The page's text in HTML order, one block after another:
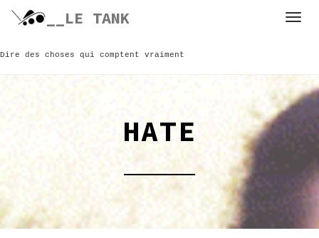
Skip
__LE TANK
Dire des choses qui comptent vraiment
HATE